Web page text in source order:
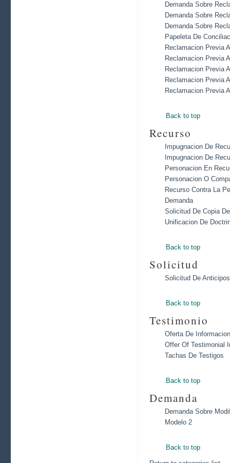
Demanda Sobre
Demanda Sobre
Demanda Sobre
Papeleta De
Reclamacion Previa
Reclamacion Previa
Reclamacion Previa
Reclamacion Previa
Reclamacion Previa
Back to top
Recurso
Impugnacion De
Impugnacion De
Personacion En
Personacion O
Recurso Contra La
Demanda
Solicitud De Copia
Unificacion De
Back to top
Solicitud
Solicitud De
Back to top
Testimonio
Oferta De
Offer Of Testimonial
Tachas De Testigos
Back to top
Demanda
Demanda Sobre
Modelo 2
Back to top